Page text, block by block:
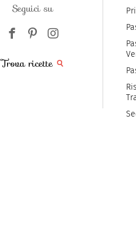
Seguici su
Trova ricette